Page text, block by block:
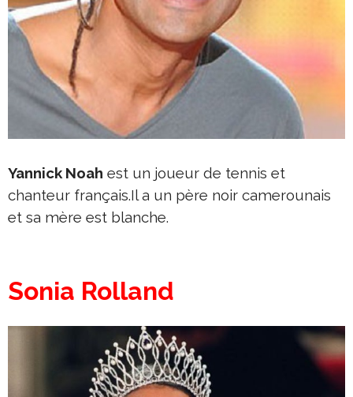
Yannick Noah est un joueur de tennis et
chanteur français.Il a un père noir camerounais
et sa mère est blanche.
Sonia Rolland